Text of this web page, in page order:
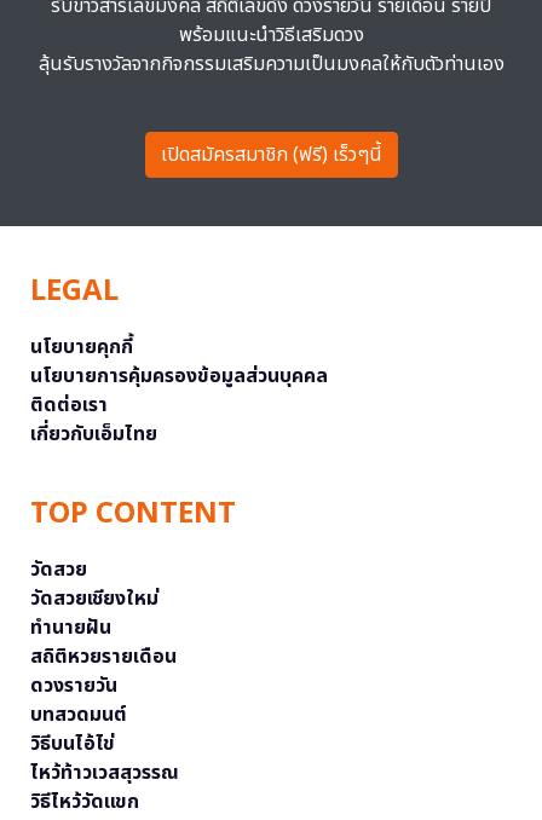
รับข่าวสารเลขมงคล สถิติเลขดัง ดวงรายวัน รายเดือน รายปี
พร้อมแนะนำวิธีเสริมดวง
ลุ้นรับรางวัลจากกิจกรรมเสริมความเป็นมงคลให้กับตัวท่านเอง
เปิดสมัครสมาชิก (ฟรี) เร็วๆนี้
LEGAL
นโยบายคุกกี้
นโยบายการคุ้มครองข้อมูลส่วนบุคคล
ติดต่อเรา
เกี่ยวกับเอ็มไทย
TOP CONTENT
วัดสวย
วัดสวยเชียงใหม่
ทำนายฝัน
สถิติหวยรายเดือน
ดวงรายวัน
บทสวดมนต์
วิธีบนไอ้ไข่
ไหว้ท้าวเวสสุวรรณ
วิธีไหว้วัดแขก